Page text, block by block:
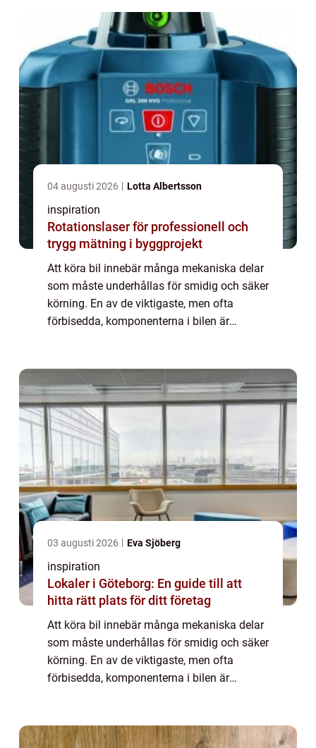
04 augusti 2026 Lotta Albertsson
inspiration
Rotationslaser för professionell och
trygg mätning i byggprojekt
Att köra bil innebär många mekaniska delar
som måste underhållas för smidig och säker
körning. En av de viktigaste, men ofta
förbisedda, komponenterna i bilen är
03 augusti 2026 Eva Sjöberg
inspiration
Lokaler i Göteborg: En guide till att
hitta rätt plats för ditt företag
Att köra bil innebär många mekaniska delar
som måste underhållas för smidig och säker
körning. En av de viktigaste, men ofta
förbisedda, komponenterna i bilen är